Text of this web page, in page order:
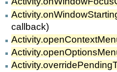
callback)